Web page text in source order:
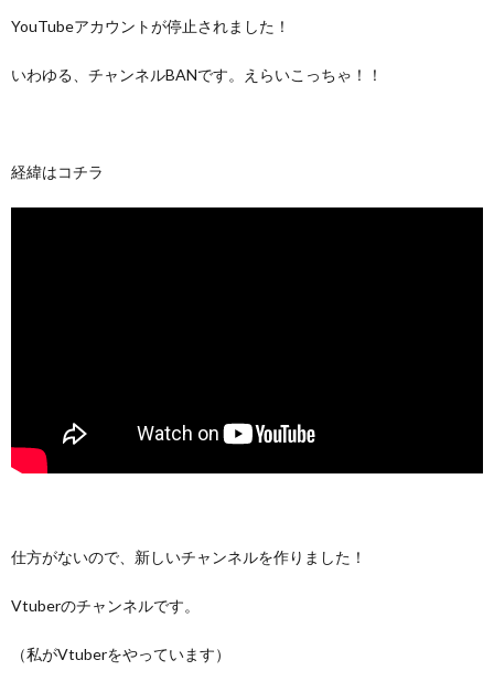
YouTubeアカウントが停止されました！
いわゆる、チャンネルBANです。えらいこっちゃ！！
経緯はコチラ
仕方がないので、新しいチャンネルを作りました！
Vtuberのチャンネルです。
（私がVtuberをやっています）